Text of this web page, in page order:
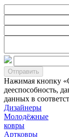
Нажимая кнопку
дееспособность,
данных в
Дизайнеры
Молодёжные
ковры
Артковры